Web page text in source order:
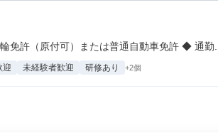
免許（原付可）または普通自動車免許 ◆ 通勤...
迎 未経験者歓迎 研修あり +2個